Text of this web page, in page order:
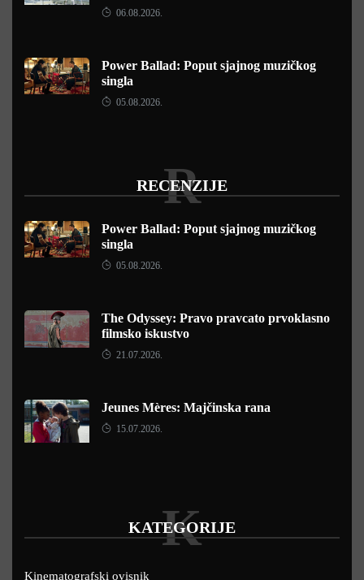
06.08.2026.
Power Ballad: Poput sjajnog muzičkog
singla
05.08.2026.
RECENZIJE
R
Power Ballad: Poput sjajnog muzičkog
singla
05.08.2026.
The Odyssey: Pravo pravcato prvoklasno
filmsko iskustvo
21.07.2026.
Jeunes Mères: Majčinska rana
15.07.2026.
KATEGORIJE
K
Kinematografski ovisnik